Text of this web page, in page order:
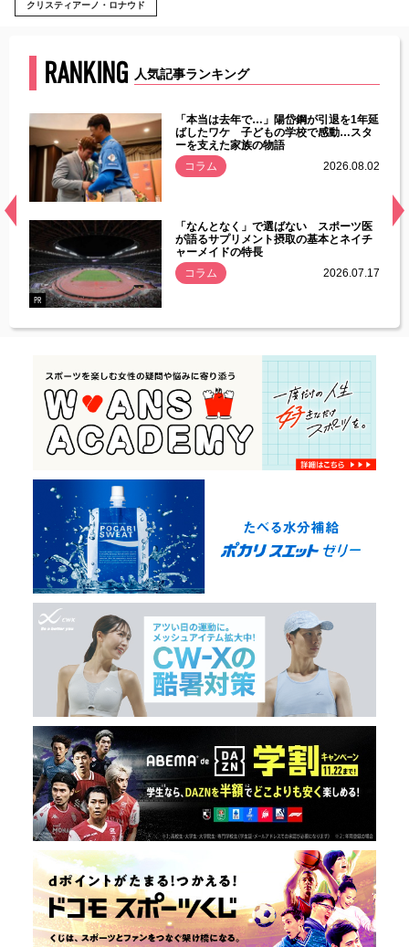
クリスティアーノ・ロナウド
RANKING 人気記事ランキング
常
「本当は去年で…」陽岱鋼が引退を1年延
ばしたワケ 子どもの学校で感動…スタ
ーを支えた家族の物語
コラム
2026.08.02
PR
「なんとなく」で選ばない スポーツ医
が語るサプリメント摂取の基本とネイチ
ャーメイドの特長
コラム
2026.07.17